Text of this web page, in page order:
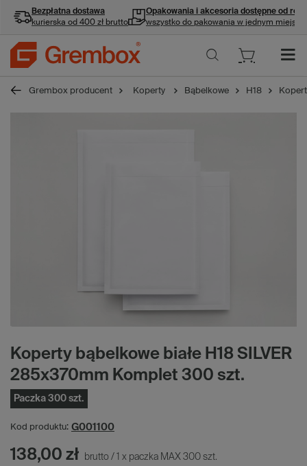
Bezpłatna dostawa
kurierska od 400 zł brutto
Opakowania i akcesoria dostępne od ręki
wszystko do pakowania w jednym miejscu
Grembox producent Koperty Bąbelkowe H18
Koperty bąbelkowe białe H18 SILVER
285x370mm Komplet 300 szt.
Paczka 300 szt.
Kod produktu: G001100
138,00 zł brutto / 1 x paczka MAX 300 szt.